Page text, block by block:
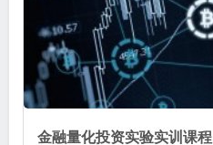
金融量化投资实验实训课程